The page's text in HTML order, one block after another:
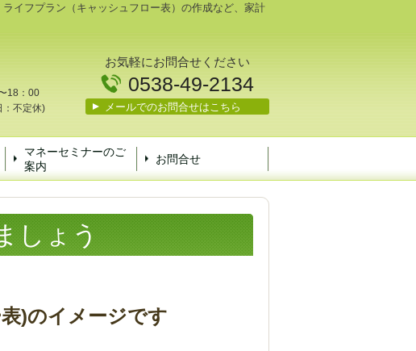
イフプラン（キャッシュフロー表）の作成など、家計
18：00
：不定休)
お気軽にお問合せください
0538-49-2134
メールでのお問合せはこちら
マネーセミナーのご
案内
お問合せ
しょう
)のイメージです